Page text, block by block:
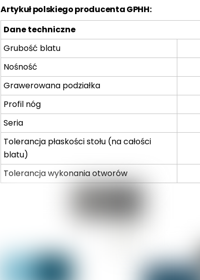
Artykuł polskiego producenta GPHH:
Dane techniczne
Grubość blatu
Nośność
Grawerowana podziałka
Profil nóg
Seria
Tolerancja płaskości stołu (na całości
blatu)
Tolerancja wykonania otworów